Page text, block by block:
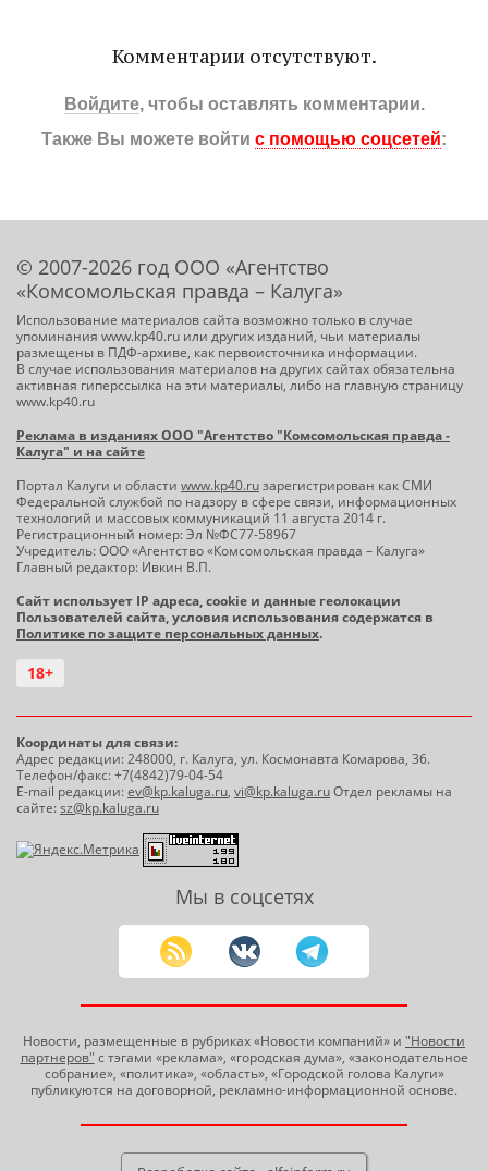
Комментарии отсутствуют.
Войдите, чтобы оставлять комментарии.
Также Вы можете войти с помощью соцсетей:
© 2007-2026 год ООО «Агентство
«Комсомольская правда – Калуга»
Использование материалов сайта возможно только в случае
упоминания www.kp40.ru или других изданий, чьи материалы
размещены в ПДФ-архиве, как первоисточника информации.
В случае использования материалов на других сайтах обязательна
активная гиперссылка на эти материалы, либо на главную страницу
www.kp40.ru
Реклама в изданиях ООО "Агентство "Комсомольская правда -
Калуга" и на сайте
Портал Калуги и области www.kp40.ruзарегистрирован как СМИ
Федеральной службой по надзору в сфере связи, информационных
технологий и массовых коммуникаций 11 августа 2014 г.
Регистрационный номер: Эл №ФС77-58967
Учредитель: ООО «Агентство «Комсомольская правда – Калуга»
Главный редактор: Ивкин В.П.
Сайт использует IP адреса, cookie и данные геолокации
Пользователей сайта, условия использования содержатся в
Политике по защите персональных данных.
18+
Координаты для связи:
Адрес редакции: 248000, г. Калуга, ул. Космонавта Комарова, 36.
Телефон/факс: +7(4842)79-04-54
E-mail редакции:ev@kp.kaluga.ru, vi@kp.kaluga.ruОтдел рекламы на
сайте:sz@kp.kaluga.ru
Мы в соцсетях
Новости, размещенные в рубриках «Новости компаний» и "Новости
партнеров" с тэгами «реклама», «городская дума», «законодательное
собрание», «политика», «область», «Городской голова Калуги»
публикуются на договорной, рекламно-информационной основе.